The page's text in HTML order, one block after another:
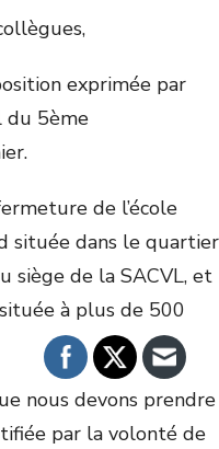
exprimée par
du 5ème
de l’école
située dans le quartier
siège de la SACVL, et
à plus de 500
nous devons prendre
par la volonté de